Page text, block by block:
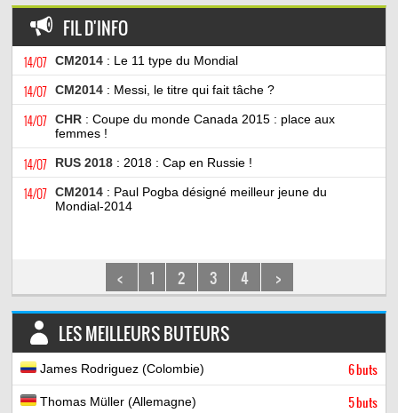
FIL D'INFO
14/07 CM2014 : Le 11 type du Mondial
14/07 CM2014 : Messi, le titre qui fait tâche ?
14/07 CHR : Coupe du monde Canada 2015 : place aux
femmes !
14/07 RUS 2018 : 2018 : Cap en Russie !
14/07 CM2014 : Paul Pogba désigné meilleur jeune du
Mondial-2014
< 1 2 3 4 >
LES MEILLEURS BUTEURS
James Rodriguez (Colombie) 6 buts
Thomas Müller (Allemagne) 5 buts